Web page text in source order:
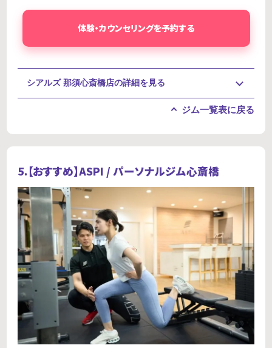
体験・カウンセリングを予約する
シアルズ 那須心斎橋店の詳細を見る
ジム一覧表に戻る
5.【おすすめ】ASPI / パーソナルジム心斎橋